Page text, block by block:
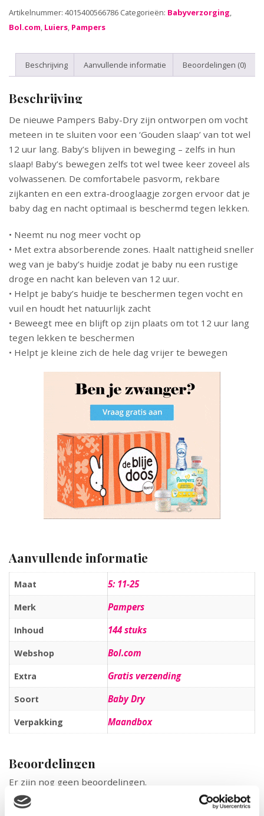
Artikelnummer: 4015400566786 Categorieën: Babyverzorging,
Bol.com, Luiers, Pampers
Beschrijving Aanvullende informatie Beoordelingen (0)
Beschrijving
De nieuwe Pampers Baby-Dry zijn ontworpen om vocht
meteen in te sluiten voor een ‘Gouden slaap’ van tot wel
12 uur lang. Baby’s blijven in beweging – zelfs in hun
slaap! Baby’s bewegen zelfs tot wel twee keer zoveel als
volwassenen. De comfortabele pasvorm, rekbare
zijkanten en een extra-drooglaagje zorgen ervoor dat je
baby dag en nacht optimaal is beschermd tegen lekken.
• Neemt nu nog meer vocht op
• Met extra absorberende zones. Haalt nattigheid sneller
weg van je baby’s huidje zodat je baby nu een rustige
droge en nacht kan beleven van 12 uur.
• Helpt je baby’s huidje te beschermen tegen vocht en
vuil en houdt het natuurlijk zacht
• Beweegt mee en blijft op zijn plaats om tot 12 uur lang
tegen lekken te beschermen
• Helpt je kleine zich de hele dag vrijer te bewegen
Aanvullende informatie
Maat 5: 11-25
Merk Pampers
Inhoud 144 stuks
Webshop Bol.com
Extra Gratis verzending
Soort Baby Dry
Verpakking Maandbox
Beoordelingen
Er zijn nog geen beoordelingen.
Wees de eerste om “Pampers Baby Dry – Maat 5